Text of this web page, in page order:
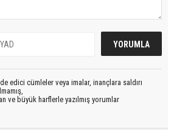
edici cümleler veya imalar, inançlara saldırı
ve büyük harflerle yazılmış yorumlar